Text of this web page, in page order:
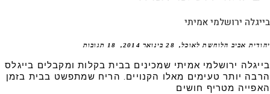
ירושלמי אמיתי
אביב הלוחשת לאוכל 28 בינואר 2014 18 תגובות
ירושלמי אמיתי שמכינים בבית בקלות ומקבלים בייגלס
יותר טעימים מאלו הקנויים. הריח שמתפשט בבית בזמן
מטריף חושים